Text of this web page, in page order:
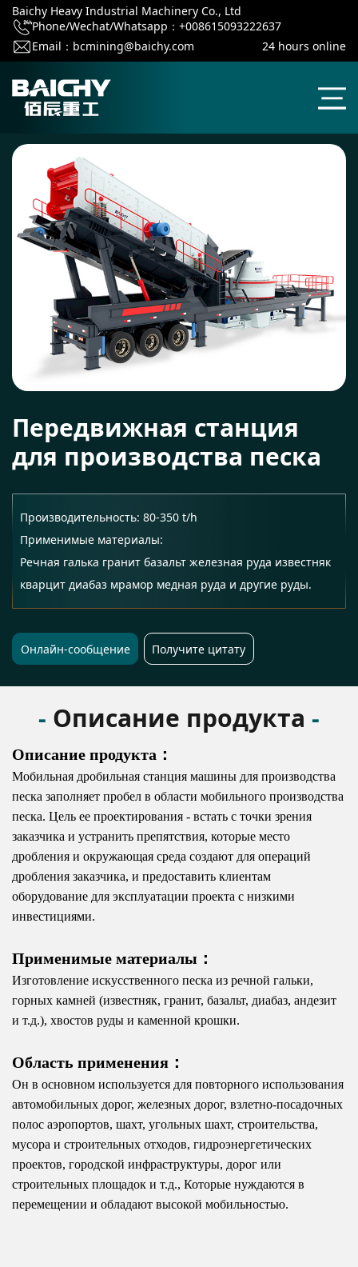
Baichy Heavy Industrial Machinery Co., Ltd
Phone/Wechat/Whatsapp：+008615093222637
Email： bcmining@baichy.com 24 hours online
Передвижная станция
для производства песка
Производительность: 80-350 t/h
Применимые материалы:
Речная галька гранит базальт железная руда известняк
кварцит диабаз мрамор медная руда и другие руды.
Онлайн-сообщение Получите цитату
- Описание продукта -
Описание продукта：
Мобильная дробильная станция машины для производства
песка заполняет пробел в области мобильного производства
песка. Цель ее проектирования - встать с точки зрения
заказчика и устранить препятствия, которые место
дробления и окружающая среда создают для операций
дробления заказчика, и предоставить клиентам
оборудование для эксплуатации проекта с низкими
инвестициями.
Применимые материалы：
Изготовление искусственного песка из речной гальки,
горных камней (известняк, гранит, базальт, диабаз, андезит
и т.д.), хвостов руды и каменной крошки.
Область применения：
Он в основном используется для повторного использования
автомобильных дорог, железных дорог, взлетно-посадочных
полос аэропортов, шахт, угольных шахт, строительства,
мусора и строительных отходов, гидроэнергетических
проектов, городской инфраструктуры, дорог или
строительных площадок и т.д., Которые нуждаются в
перемещении и обладают высокой мобильностью.